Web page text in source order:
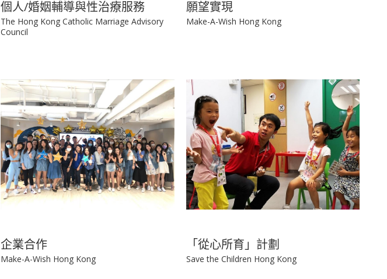
個人/婚姻輔導與性治療服務
The Hong Kong Catholic Marriage Advisory
Council
願望實現
Make-A-Wish Hong Kong
企業合作
Make-A-Wish Hong Kong
「從心所育」計劃
Save the Children Hong Kong